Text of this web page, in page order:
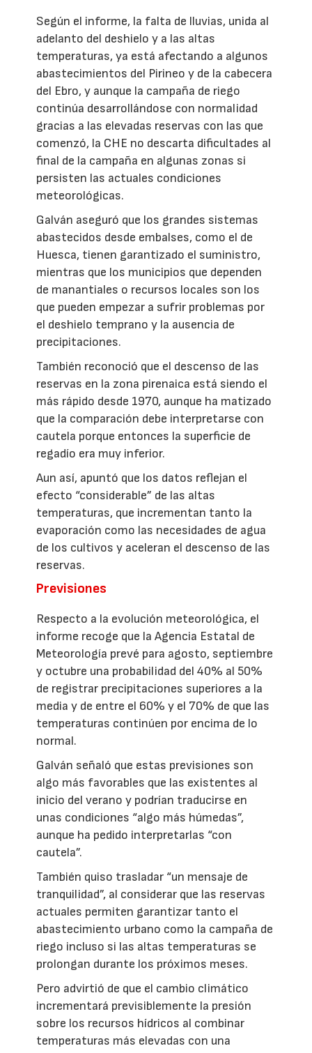
Según el informe, la falta de lluvias, unida al
adelanto del deshielo y a las altas
temperaturas, ya está afectando a algunos
abastecimientos del Pirineo y de la cabecera
del Ebro, y aunque la campaña de riego
continúa desarrollándose con normalidad
gracias a las elevadas reservas con las que
comenzó, la CHE no descarta dificultades al
final de la campaña en algunas zonas si
persisten las actuales condiciones
meteorológicas.
Galván aseguró que los grandes sistemas
abastecidos desde embalses, como el de
Huesca, tienen garantizado el suministro,
mientras que los municipios que dependen
de manantiales o recursos locales son los
que pueden empezar a sufrir problemas por
el deshielo temprano y la ausencia de
precipitaciones.
También reconoció que el descenso de las
reservas en la zona pirenaica está siendo el
más rápido desde 1970, aunque ha matizado
que la comparación debe interpretarse con
cautela porque entonces la superficie de
regadío era muy inferior.
Aun así, apuntó que los datos reflejan el
efecto “considerable” de las altas
temperaturas, que incrementan tanto la
evaporación como las necesidades de agua
de los cultivos y aceleran el descenso de las
reservas.
Previsiones
Respecto a la evolución meteorológica, el
informe recoge que la Agencia Estatal de
Meteorología prevé para agosto, septiembre
y octubre una probabilidad del 40% al 50%
de registrar precipitaciones superiores a la
media y de entre el 60% y el 70% de que las
temperaturas continúen por encima de lo
normal.
Galván señaló que estas previsiones son
algo más favorables que las existentes al
inicio del verano y podrían traducirse en
unas condiciones “algo más húmedas”,
aunque ha pedido interpretarlas “con
cautela”.
También quiso trasladar “un mensaje de
tranquilidad”, al considerar que las reservas
actuales permiten garantizar tanto el
abastecimiento urbano como la campaña de
riego incluso si las altas temperaturas se
prolongan durante los próximos meses.
Pero advirtió de que el cambio climático
incrementará previsiblemente la presión
sobre los recursos hídricos al combinar
temperaturas más elevadas con una